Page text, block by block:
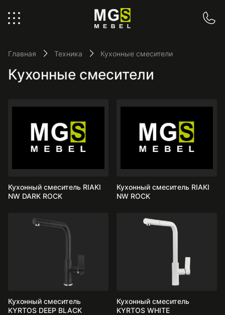
Главная Техника Кухонные смесители
Кухонные смесители
Кухонный смеситель RIAKI
NW DARK ROCK
Кухонный смеситель RIAKI
NW ROCK
Кухонный смеситель
KYRTOS DEEP BLACK
Кухонный смеситель
KYRTOS WHITE